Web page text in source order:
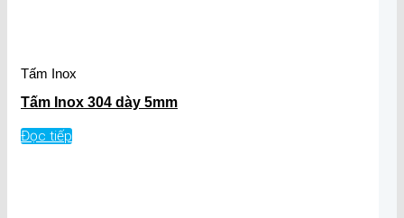
Tấm Inox
Tấm Inox 304 dày 5mm
Đọc tiếp